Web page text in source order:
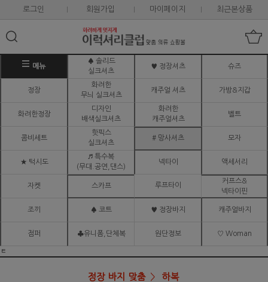
로그인 회원가입 마이페이지 최근본상품
메뉴
♠ 솔리드
실크셔츠
♥ 정장셔츠 슈즈
정장
화려한
무늬 실크셔츠
캐주얼 셔츠 가방&지갑
화려한정장
디자인
배색실크셔츠
화려한
캐주얼셔츠
벨트
콤비세트
핫픽스
실크셔츠
# 망사셔츠 모자
★ 턱시도
♬ 특수복
(무대.공연,댄스)
넥타이 액세서리
자켓 스카프 루프타이
커프스&
넥타이핀
조끼 ♠ 코트 ♥ 정장바지 캐주얼바지
점퍼 ♣유니폼,단체복 원단정보 ♡ Woman
ㅌ
정장 바지 맞춤 하복